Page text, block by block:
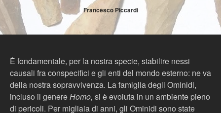
Francesco Piccardi
È fondamentale, per la nostra specie, stabilire nessi
causali fra conspecifici e gli enti del mondo esterno: ne va
della nostra sopravvivenza. La famiglia degli Ominidi,
incluso il genereHomo, si è evoluta in un ambiente pieno
di pericoli. Per migliaia di anni, gli Ominidi sono state